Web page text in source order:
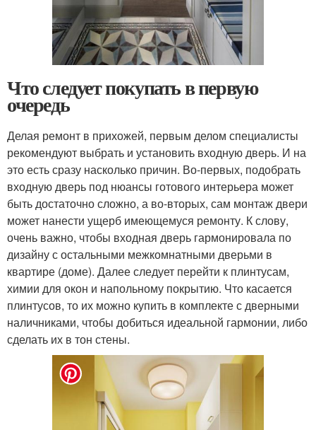
Что следует покупать в первую
очередь
Делая ремонт в прихожей, первым делом специалисты
рекомендуют выбрать и установить входную дверь. И на
это есть сразу насколько причин. Во-первых, подобрать
входную дверь под нюансы готового интерьера может
быть достаточно сложно, а во-вторых, сам монтаж двери
может нанести ущерб имеющемуся ремонту. К слову,
очень важно, чтобы входная дверь гармонировала по
дизайну с остальными межкомнатными дверьми в
квартире (доме). Далее следует перейти к плинтусам,
химии для окон и напольному покрытию. Что касается
плинтусов, то их можно купить в комплекте с дверными
наличниками, чтобы добиться идеальной гармонии, либо
сделать их в тон стены.